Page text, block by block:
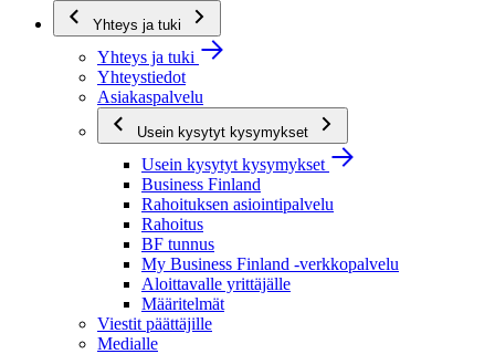
Yhteys ja tuki
Yhteys ja tuki
Yhteystiedot
Asiakaspalvelu
Usein kysytyt kysymykset
Usein kysytyt kysymykset
Business Finland
Rahoituksen asiointipalvelu
Rahoitus
BF tunnus
My Business Finland -verkkopalvelu
Aloittavalle yrittäjälle
Määritelmät
Viestit päättäjille
Medialle